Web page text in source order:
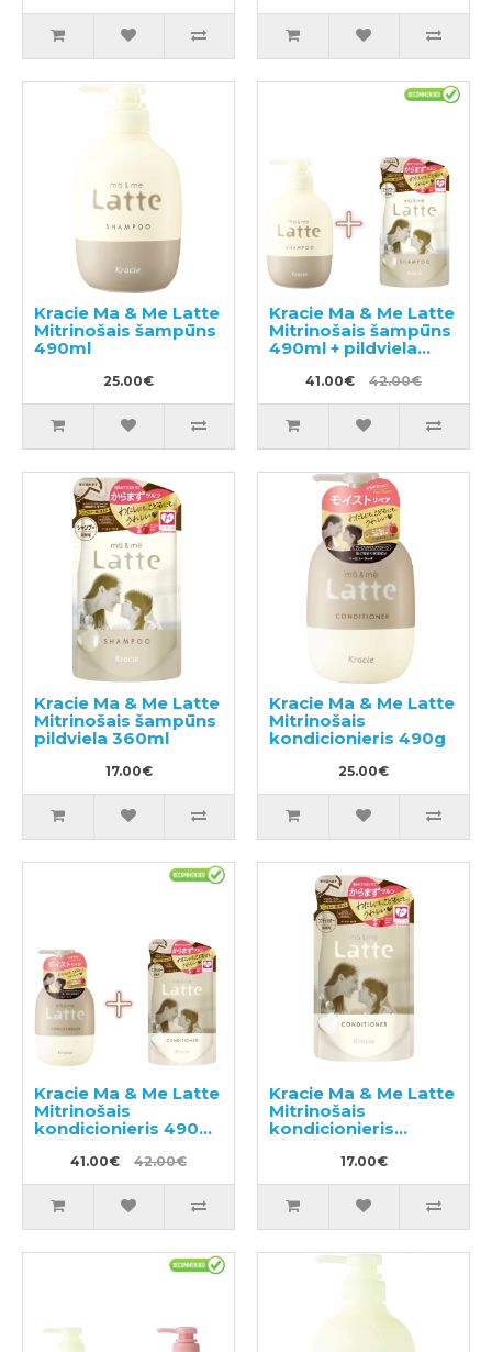
Kracie Ma & Me Latte
Mitrinošais šampūns
490ml
25.00€
Kracie Ma & Me Latte
Mitrinošais šampūns
490ml + pildviela
41.00€ 42.00€
Kracie Ma & Me Latte
Mitrinošais šampūns
pildviela 360ml
17.00€
Kracie Ma & Me Latte
Mitrinošais
kondicionieris 490g
25.00€
Kracie Ma & Me Latte
Mitrinošais
kondicionieris 490g
+ pildviela 360g
41.00€ 42.00€
Kracie Ma & Me Latte
Mitrinošais
kondicionieris
pildviela 360g
17.00€